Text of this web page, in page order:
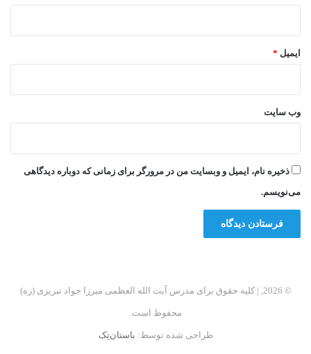
ایمیل *
وب‌ سایت
ذخیره نام، ایمیل و وبسایت من در مرورگر برای زمانی که دوباره دیدگاهی
می‌نویسم.
© 2026, | کلیه حقوق برای مدرس آیت الله العظمی میرزا جواد تبریزی (ره)
محفوظ است.
طراحی شده توسط: باستان‌تِک